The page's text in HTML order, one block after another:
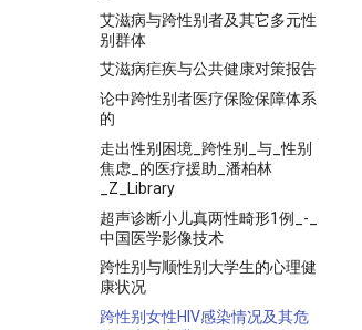
艾滋病与跨性别者及其它多元性
别群体
艾滋病疟疾与公共健康对策报告
论中跨性别者医疗保险保障体系
的
走出性别困境_跨性别_与_性别
焦虑_的医疗援助_潘柏林
_Z_Library
超声诊断小儿真两性畸形1例_-_
中国医学影像技术
跨性别与顺性别大学生的心理健
康状况
跨性别女性HIV感染情况及其危